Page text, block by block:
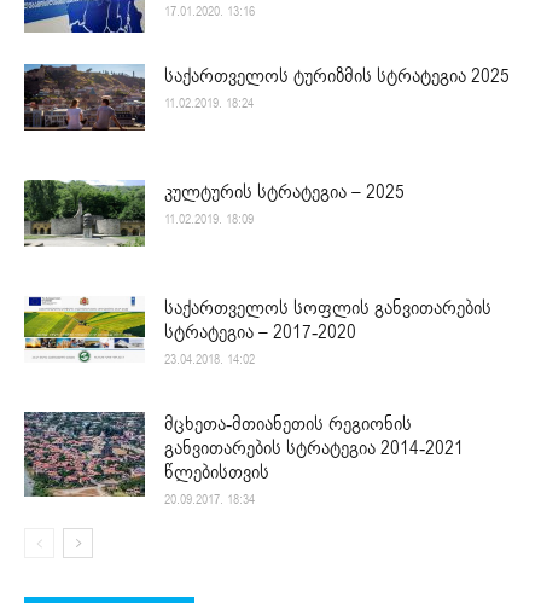
17.01.2020. 13:16
საქართველოს ტურიზმის სტრატეგია 2025
11.02.2019. 18:24
კულტურის სტრატეგია – 2025
11.02.2019. 18:09
საქართველოს სოფლის განვითარების
სტრატეგია – 2017-2020
23.04.2018. 14:02
მცხეთა-მთიანეთის რეგიონის
განვითარების სტრატეგია 2014-2021
წლებისთვის
20.09.2017. 18:34